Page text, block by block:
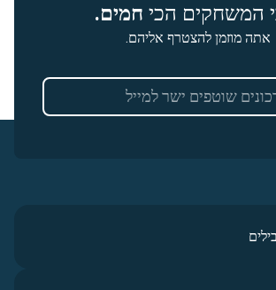
המשחקים הכי חמים.
אתה מוזמן להצטרף אליהם.